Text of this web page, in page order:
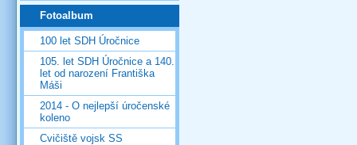
Fotoalbum
100 let SDH Úročnice
105. let SDH Úročnice a 140.
let od narození Františka
Máši
2014 - O nejlepší úročenské
koleno
Cvičiště vojsk SS